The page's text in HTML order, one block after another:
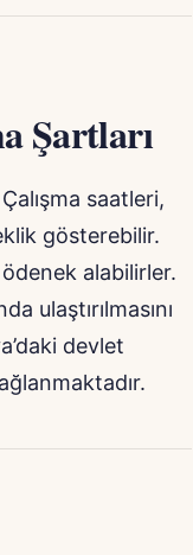
Şartları
saatleri,
gösterebilir.
alabilirler.
ulaştırılmasını
devlet